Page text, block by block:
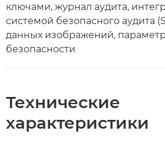
ключами, журнал аудита,
системой безопасного аудита
данных изображений,
безопасности
Технические
характеристики